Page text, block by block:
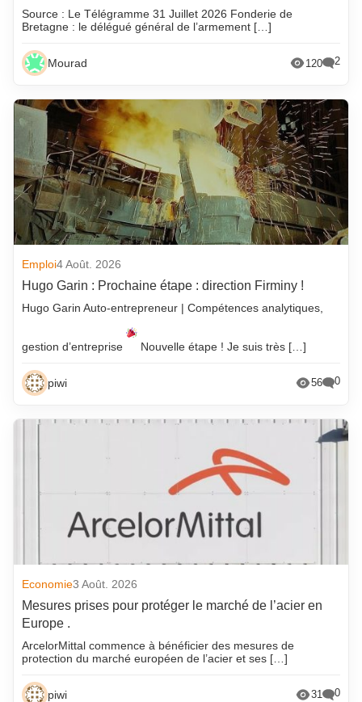
Source : Le Télégramme 31 Juillet 2026 Fonderie de
Bretagne : le délégué général de l’armement […]
Mourad 120 2
Emploi4 Août. 2026
Hugo Garin : Prochaine étape : direction Firminy !
Hugo Garin Auto-entrepreneur | Compétences analytiques,
gestion d’entreprise Nouvelle étape ! Je suis très […]
piwi 56 0
Economie3 Août. 2026
Mesures prises pour protéger le marché de l’acier en
Europe .
ArcelorMittal commence à bénéficier des mesures de
protection du marché européen de l’acier et ses […]
piwi 31 0